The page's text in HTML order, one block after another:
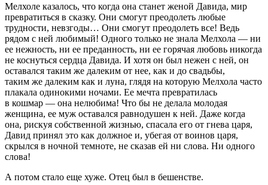
Мелхоле казалось, что когда она станет женой Давида, мир
превратиться в сказку. Они смогут преодолеть любые
трудности, невзгоды… Они смогут преодолеть все! Ведь
рядом с ней любимый! Одного только не знала Мелхола — ни
ее нежность, ни ее преданность, ни ее горячая любовь никогда
не коснуться сердца Давида. И хотя он был нежен с ней, он
оставался таким же далеким от нее, как и до свадьбы,
таким же далеким как и луна, глядя на которую Мелхола часто
плакала одинокими ночами. Ее мечта превратилась
в кошмар — она нелюбима! Что бы не делала молодая
женщина, ее муж оставался равнодушен к ней. Даже когда
она, рискуя собственной жизнью, спасала его от гнева царя,
Давид принял это как должное и, убегая от воинов царя,
скрылся в ночной темноте, не сказав ей ни слова. Ни одного
слова!
А потом стало еще хуже. Отец был в бешенстве.